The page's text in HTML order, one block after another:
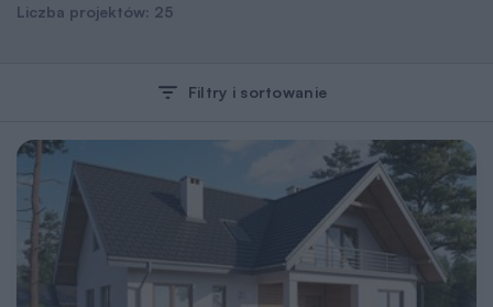
Liczba projektów: 25
Filtry i sortowanie